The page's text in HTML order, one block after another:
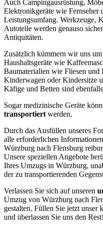
Auch Campingausrüstung,
Elektronikgeräte wie Fernseher
Leistungsumfang. Werkzeuge,
Autoteile werden genauso
Antiquitäten.
Zusätzlich kümmern wir uns
Haushaltsgeräte wie
Baumaterialien wie Fliesen
Kinderwagen oder Kindersitze
Käfige und Betten sind
Sogar medizinische Geräte
transportiert werden.
Durch das Ausfüllen unseres
alle erforderlichen
Würzburg nach Flensburg
Unsere speziellen Angebote
Ihres Umzugs in Würzburg,
der zu transportierenden
Verlassen Sie sich auf unseren
Umzug von Würzburg nach
gestalten. Füllen Sie jetzt unser
und überlassen Sie uns den Rest!